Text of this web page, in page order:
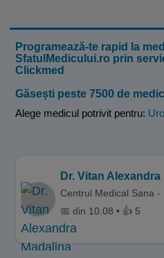
Programează-te rapid la
SfatulMedicului.ro prin
Clickmed
Găsești peste 7500 de
Alege medicul potrivit pentru:
Dr. Vitan Alexandra
Centrul Medical Sana -
📅 din 10.08 • 👍 5